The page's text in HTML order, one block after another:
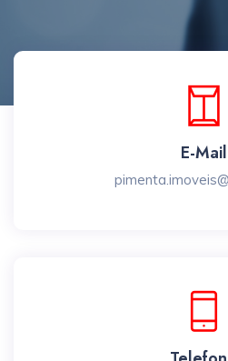
E-Mail